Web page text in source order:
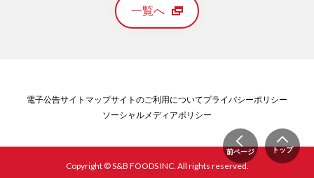
前ページ トップ
一覧へ
電子公告サイトマップサイトのご利用についてプライバシーポリシー
ソーシャルメディアポリシー
Copyright © S&B FOODS INC. All rights reserved.